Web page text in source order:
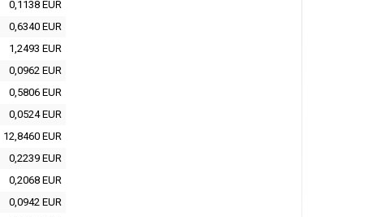
0,1138 EUR
0,6340 EUR
1,2493 EUR
0,0962 EUR
0,5806 EUR
0,0524 EUR
12,8460 EUR
0,2239 EUR
0,2068 EUR
0,0942 EUR